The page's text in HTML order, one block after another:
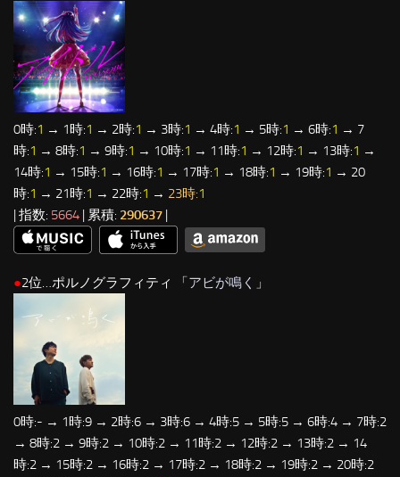
0時:1 → 1時:1 → 2時:1 → 3時:1 → 4時:1 → 5時:1 → 6時:1 → 7
時:1 → 8時:1 → 9時:1 → 10時:1 → 11時:1 → 12時:1 → 13時:1 →
14時:1 → 15時:1 → 16時:1 → 17時:1 → 18時:1 → 19時:1 → 20
時:1 → 21時:1 → 22時:1 → 23時:1
| 指数: 5664 | 累積: 290637 |
●2位…ポルノグラフィティ 「アビが鳴く 」
0時:- → 1時:9 → 2時:6 → 3時:6 → 4時:5 → 5時:5 → 6時:4 → 7時:2
→ 8時:2 → 9時:2 → 10時:2 → 11時:2 → 12時:2 → 13時:2 → 14
時:2 → 15時:2 → 16時:2 → 17時:2 → 18時:2 → 19時:2 → 20時:2